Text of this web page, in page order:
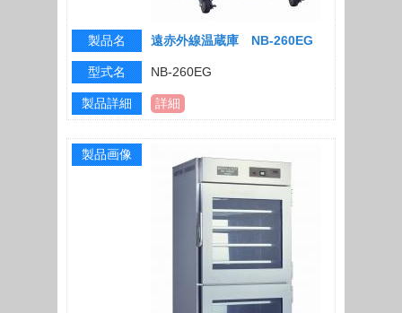
製品名 遠赤外線温蔵庫 NB-260EG
型式名 NB-260EG
製品詳細 詳細
製品画像